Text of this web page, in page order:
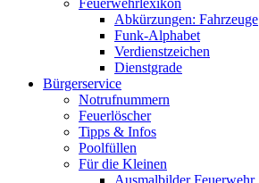
Feuerwehrlexikon
Abkürzungen: Fahrzeuge
Funk-Alphabet
Verdienstzeichen
Dienstgrade
Bürgerservice
Notrufnummern
Feuerlöscher
Tipps & Infos
Poolfüllen
Für die Kleinen
Ausmalbilder Feuerwehr